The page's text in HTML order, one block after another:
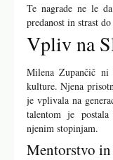
Te nagrade ne le
predanost in strast
Vpliv na
Milena Zupančič ni
kulture. Njena
je vplivala na
talentom je
njenim stopinjam.
Mentorstvo